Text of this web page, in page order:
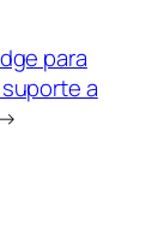
para
a